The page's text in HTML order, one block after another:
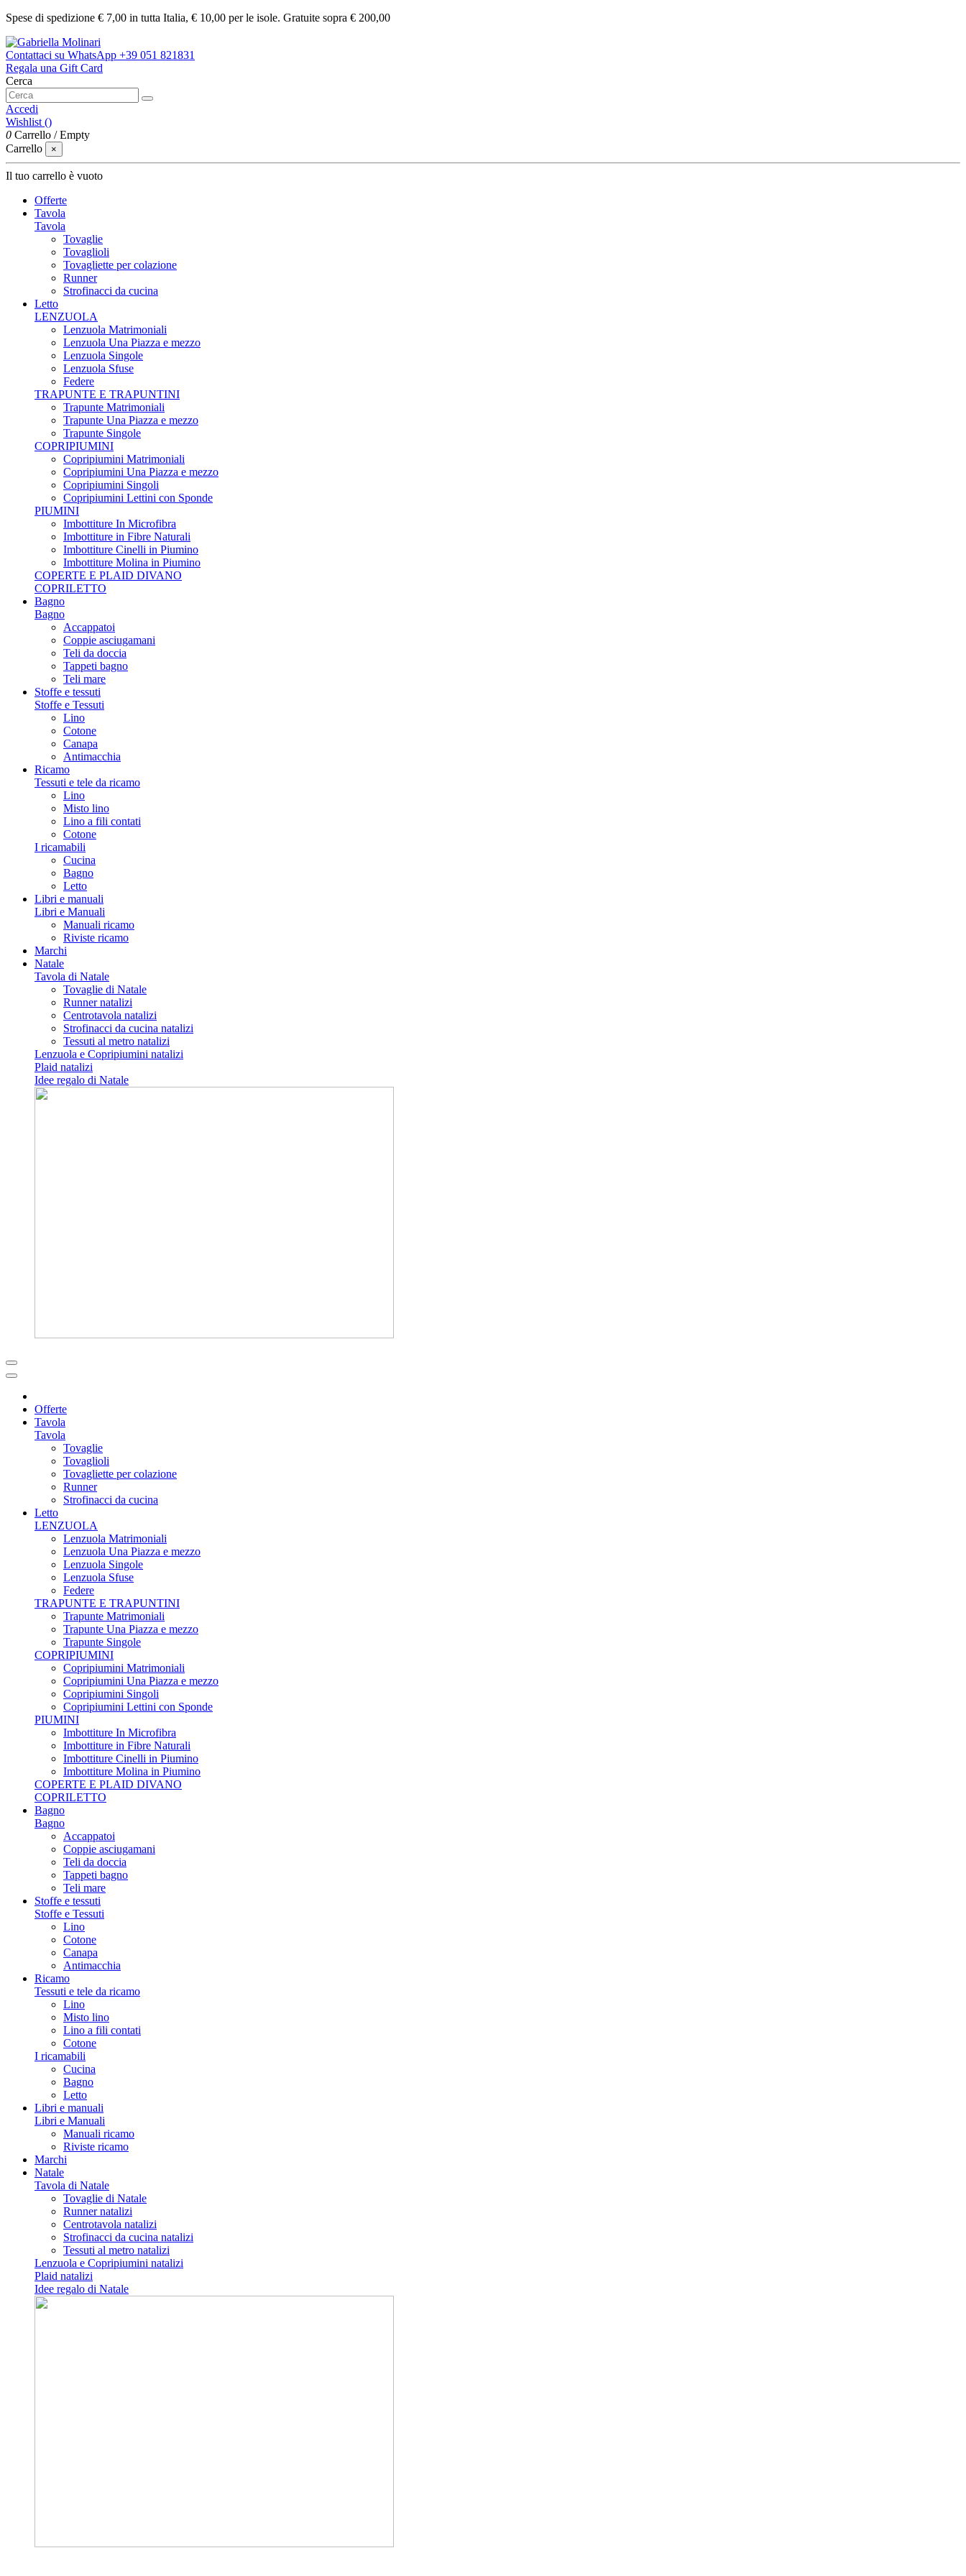
Spese di spedizione € 7,00 in tutta Italia, € 10,00 per le isole. Gratuite sopra € 200,00
Contattaci su WhatsApp +39 051 821831
Regala una Gift Card
Cerca
Accedi
Wishlist ()
0 Carrello /Empty
Carrello
×
Il tuo carrello è vuoto
Offerte
Tavola
Tavola
Tovaglie
Tovaglioli
Tovagliette per colazione
Runner
Strofinacci da cucina
Letto
LENZUOLA
Lenzuola Matrimoniali
Lenzuola Una Piazza e mezzo
Lenzuola Singole
Lenzuola Sfuse
Federe
TRAPUNTE E TRAPUNTINI
Trapunte Matrimoniali
Trapunte Una Piazza e mezzo
Trapunte Singole
COPRIPIUMINI
Copripiumini Matrimoniali
Copripiumini Una Piazza e mezzo
Copripiumini Singoli
Copripiumini Lettini con Sponde
PIUMINI
Imbottiture In Microfibra
Imbottiture in Fibre Naturali
Imbottiture Cinelli in Piumino
Imbottiture Molina in Piumino
COPERTE E PLAID DIVANO
COPRILETTO
Bagno
Bagno
Accappatoi
Coppie asciugamani
Teli da doccia
Tappeti bagno
Teli mare
Stoffe e tessuti
Stoffe e Tessuti
Lino
Cotone
Canapa
Antimacchia
Ricamo
Tessuti e tele da ricamo
Lino
Misto lino
Lino a fili contati
Cotone
I ricamabili
Cucina
Bagno
Letto
Libri e manuali
Libri e Manuali
Manuali ricamo
Riviste ricamo
Marchi
Natale
Tavola di Natale
Tovaglie di Natale
Runner natalizi
Centrotavola natalizi
Strofinacci da cucina natalizi
Tessuti al metro natalizi
Lenzuola e Copripiumini natalizi
Plaid natalizi
Idee regalo di Natale
Offerte
Tavola
Tavola
Tovaglie
Tovaglioli
Tovagliette per colazione
Runner
Strofinacci da cucina
Letto
LENZUOLA
Lenzuola Matrimoniali
Lenzuola Una Piazza e mezzo
Lenzuola Singole
Lenzuola Sfuse
Federe
TRAPUNTE E TRAPUNTINI
Trapunte Matrimoniali
Trapunte Una Piazza e mezzo
Trapunte Singole
COPRIPIUMINI
Copripiumini Matrimoniali
Copripiumini Una Piazza e mezzo
Copripiumini Singoli
Copripiumini Lettini con Sponde
PIUMINI
Imbottiture In Microfibra
Imbottiture in Fibre Naturali
Imbottiture Cinelli in Piumino
Imbottiture Molina in Piumino
COPERTE E PLAID DIVANO
COPRILETTO
Bagno
Bagno
Accappatoi
Coppie asciugamani
Teli da doccia
Tappeti bagno
Teli mare
Stoffe e tessuti
Stoffe e Tessuti
Lino
Cotone
Canapa
Antimacchia
Ricamo
Tessuti e tele da ricamo
Lino
Misto lino
Lino a fili contati
Cotone
I ricamabili
Cucina
Bagno
Letto
Libri e manuali
Libri e Manuali
Manuali ricamo
Riviste ricamo
Marchi
Natale
Tavola di Natale
Tovaglie di Natale
Runner natalizi
Centrotavola natalizi
Strofinacci da cucina natalizi
Tessuti al metro natalizi
Lenzuola e Copripiumini natalizi
Plaid natalizi
Idee regalo di Natale